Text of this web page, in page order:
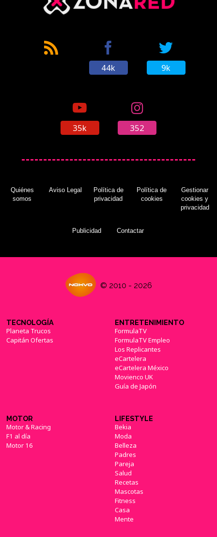
44k 9k
35k 352
Quiénes
somos
Aviso Legal
Política de
privacidad
Política de
cookies
Gestionar
cookies y
privacidad
Publicidad Contactar
© 2010 - 2026
TECNOLOGÍA
Planeta Trucos
Capitán Ofertas
ENTRETENIMIENTO
FormulaTV
FormulaTV Empleo
Los Replicantes
eCartelera
eCartelera México
Movienco UK
Guía de Japón
MOTOR
Motor & Racing
F1 al día
Motor 16
LIFESTYLE
Bekia
Moda
Belleza
Padres
Pareja
Salud
Recetas
Mascotas
Fitness
Casa
Mente